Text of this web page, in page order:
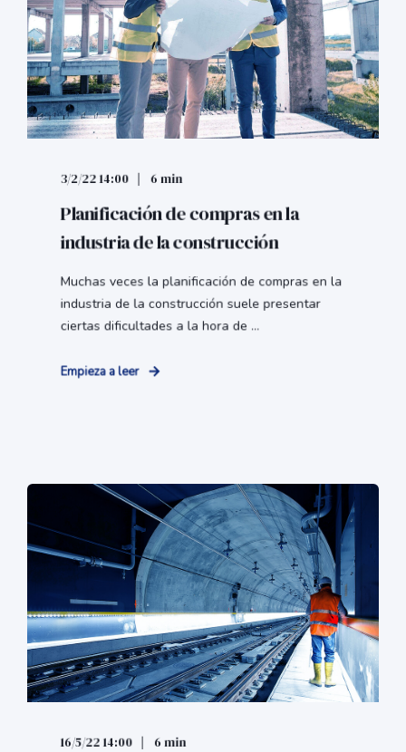
3/2/22 14:00 6 min
Planificación de compras en la
industria de la construcción
Muchas veces la planificación de compras en la
industria de la construcción suele presentar
ciertas dificultades a la hora de ...
Empieza a leer
16/5/22 14:00 6 min